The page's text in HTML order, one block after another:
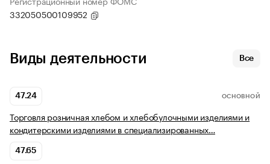
332050500109952
Виды деятельности Все
47.24 ОСНОВНОЙ
Торговля розничная хлебом и хлебобулочными изделиями и
кондитерскими изделиями в специализированных…
47.65